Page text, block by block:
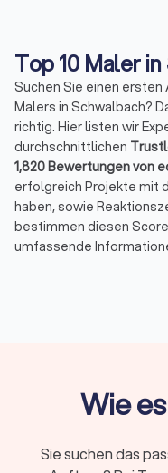
Top 10 Maler
Suchen Sie einen
Malers in Schwalbach?
richtig. Hier listen wir
durchschnittlichen
1,820 Bewertungen von
erfolgreich Projekte mit
haben, sowie
bestimmen diesen
umfassende
Spektrum an Arbeiten
aber auch auf spezielle
Zimmerwänden oder
Wie
Sie suchen das